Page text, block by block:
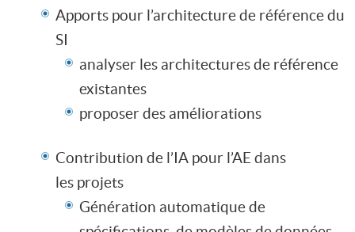
Apports pour l’architecture de référence du
SI
analyser les architectures de référence
existantes
proposer des améliorations
Contribution de l’IA pour l’AE dans
les projets
Génération automatique de